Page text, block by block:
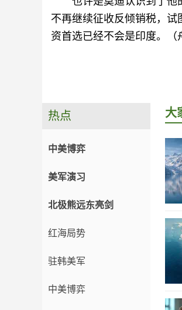
不再继续征收反倾销税，
资首选已经不会是印度。（
热点
中美博弈
美军演习
北极熊远东亮剑
红海局势
驻韩美军
中美博弈
大